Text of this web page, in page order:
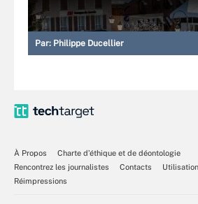
Par: Philippe Ducellier
À Propos
Charte d’éthique et de déontologie
Rencontrez les journalistes
Contacts
Réimpressions